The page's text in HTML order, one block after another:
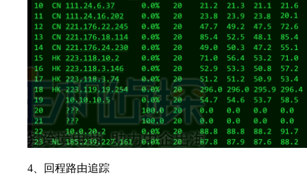
4、回程路由追踪